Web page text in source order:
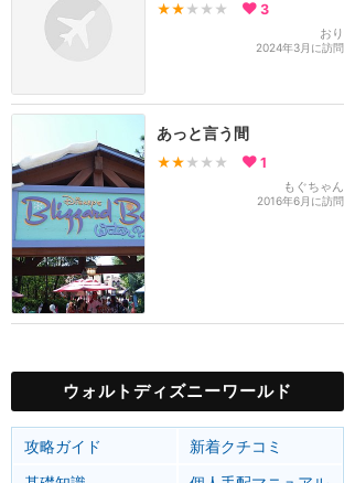
★★ ★★★ 3
おり
2024年3月に訪問
あっと言う間
★★ ★★★ 1
もぐちゃん
2016年6月に訪問
ウォルトディズニーワールド
攻略ガイド
新着クチコミ